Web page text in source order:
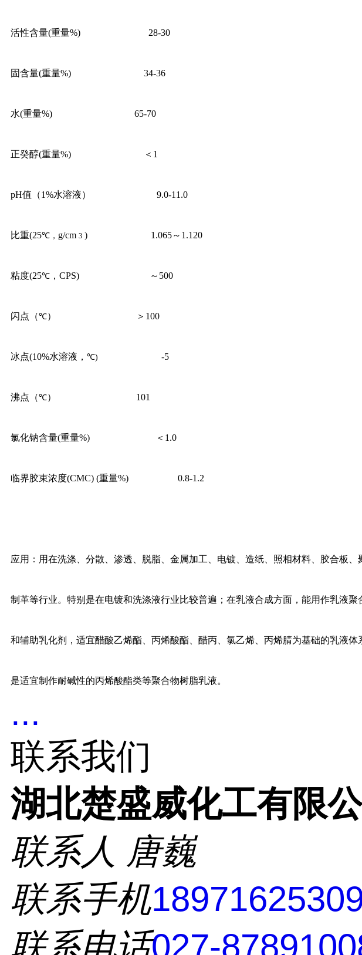
活性含量(重量%) 28-30
固含量(重量%) 34-36
水(重量%) 65-70
正癸醇(重量%) ＜ 1
pH值（1%水溶液） 9.0-11.0
比重(25℃， g/cm 3 ) 1.065～1.120
粘度(25℃ ，CPS) ～ 500
闪点（℃） ＞100
冰点(10%水溶液， ℃) -5
沸点（℃） 101
氯化钠含量(重量%) ＜1.0
临界胶束浓度(CMC) (重量%) 0.8-1.2
应用：用在洗涤、分散、渗透、脱脂、金属加工、电镀、造纸、照相材料、胶合板、
制革等行业。特别是在电镀和洗涤液行业比较普遍 ；在乳液合成方面， 能用作乳液聚
和辅助乳化剂， 适宜醋酸乙烯酯、丙烯酸酯、醋丙、氯乙烯、丙烯腈为基础的乳液体
是适宜制作耐碱性的丙烯酸酯类等聚合物树脂乳液。
...
联系我们
湖北楚盛威化工有限
联系人 唐巍
联系手机
联系电话027-